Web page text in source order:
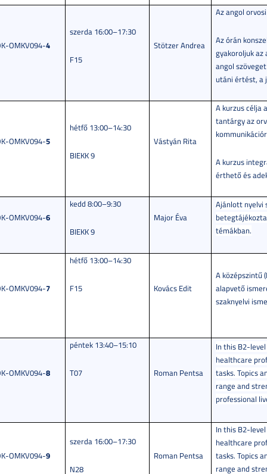
OMKV094-4
szerda 16:00–17:30
F15
Stötzer Andrea
Az angol
Az órán
gyakoroljuk az
angol
utáni értést, a
OMKV094-5
hétfő 13:00–14:30
BIEKK 9
Vástyán Rita
A kurzus célja
tantárgy az
A kurzus
érthető és
OMKV094-6
kedd 8:00–9:30
BIEKK 9
Major Éva
Ajánlott nyelvi
témákban.
OMKV094-7
hétfő 13:00–14:30
F15 Kovács Edit
A középszintű
alapvető
szaknyelvi
OMKV094-8
péntek 13:40–15:10
T07 Roman Pentsa
In this
healthcare
tasks. Topics
range and
professional
OMKV094-9
szerda 16:00–17:30
N28
Roman Pentsa
In this
healthcare
tasks. Topics
range and